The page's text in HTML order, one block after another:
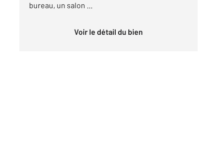
bureau, un salon ...
Voir le détail du bien